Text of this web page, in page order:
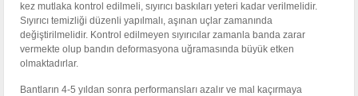
kez mutlaka kontrol edilmeli, sıyırıcı baskıları yeteri kadar verilmelidir.
Sıyırıcı temizliği düzenli yapılmalı, aşınan uçlar zamanında
değiştirilmelidir. Kontrol edilmeyen sıyırıcılar zamanla banda zarar
vermekte olup bandın deformasyona uğramasında büyük etken
olmaktadırlar.
Bantların 4-5 yıldan sonra performansları azalır ve mal kaçırmaya